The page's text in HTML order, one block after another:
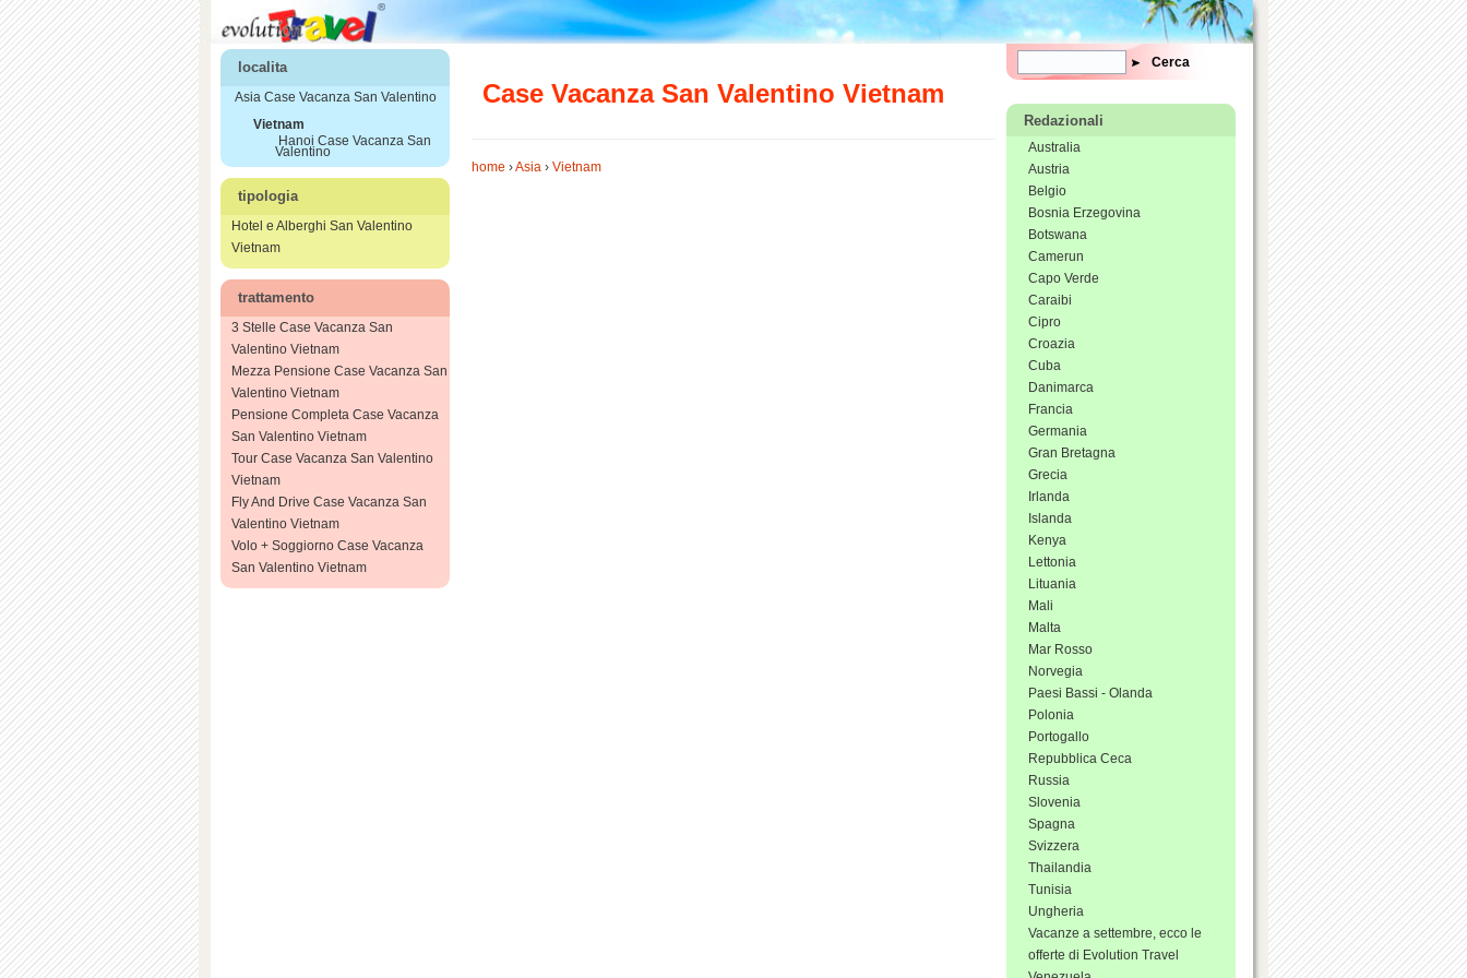
localita
Asia Case Vacanza San Valentino
Vietnam
Hanoi Case Vacanza San
Valentino
tipologia
Hotel e Alberghi San Valentino
Vietnam
trattamento
3 Stelle Case Vacanza San
Valentino Vietnam
Mezza Pensione Case Vacanza San
Valentino Vietnam
Pensione Completa Case Vacanza
San Valentino Vietnam
Tour Case Vacanza San Valentino
Vietnam
Fly And Drive Case Vacanza San
Valentino Vietnam
Volo + Soggiorno Case Vacanza
San Valentino Vietnam
Form di ricerca
Cerca
Case Vacanza San Valentino Vietnam
home ›Asia › Vietnam
Redazionali
Australia
Austria
Belgio
Bosnia Erzegovina
Botswana
Camerun
Capo Verde
Caraibi
Cipro
Croazia
Cuba
Danimarca
Francia
Germania
Gran Bretagna
Grecia
Irlanda
Islanda
Kenya
Lettonia
Lituania
Mali
Malta
Mar Rosso
Norvegia
Paesi Bassi - Olanda
Polonia
Portogallo
Repubblica Ceca
Russia
Slovenia
Spagna
Svizzera
Thailandia
Tunisia
Ungheria
Vacanze a settembre, ecco le
offerte di Evolution Travel